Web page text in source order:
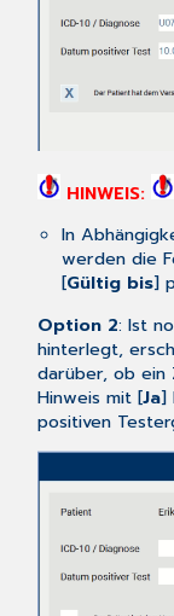
HINWEIS:
In
werden die
[Gültig bis]
Option 2: Ist
hinterlegt,
darüber, ob
Hinweis mit [Ja]
positiven